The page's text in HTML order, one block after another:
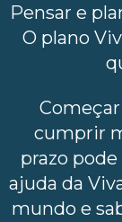
Pensar e
O plano
cumprir
prazo
ajuda da
mundo e